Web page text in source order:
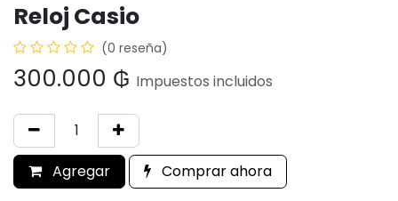
Reloj Casio
(0 reseña)
300.000 ₲ Impuestos incluidos
Agregar Comprar ahora